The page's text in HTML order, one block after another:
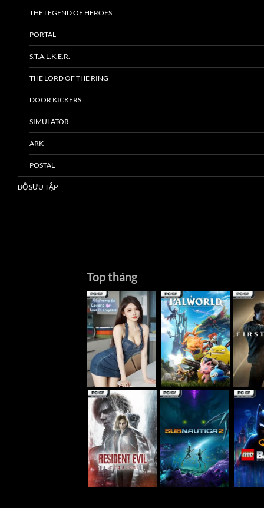
THE LEGEND OF HEROES
PORTAL
S.T.A.L.K.E.R.
THE LORD OF THE RING
DOOR KICKERS
SIMULATOR
ARK
POSTAL
BỘ SƯU TẬP
Top tháng